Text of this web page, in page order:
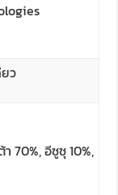
ว
70%, อีซูซุ 10%,